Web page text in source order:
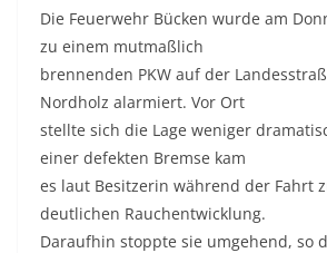
Die Feuerwehr Bücken wurde am
zu einem mutmaßlich
brennenden PKW auf der
Nordholz alarmiert. Vor Ort
stellte sich die Lage weniger
einer defekten Bremse kam
es laut Besitzerin während der Fahrt
deutlichen Rauchentwicklung.
Daraufhin stoppte sie umgehend, so